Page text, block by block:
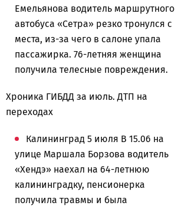
Емельянова водитель маршрутного
автобуса «Сетра» резко тронулся с
места, из-за чего в салоне упала
пассажирка. 76-летняя женщина
получила телесные повреждения.
Хроника ГИБДД за июль. ДТП на
переходах
Калининград 5 июля В 15.06 на
улице Маршала Борзова водитель
«Хендэ» наехал на 64-летнюю
калининградку, пенсионерка
получила травмы и была